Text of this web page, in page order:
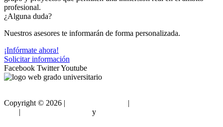
profesional.
¿Alguna duda?
Nuestros asesores te informarán de forma personalizada.
¡Infórmate ahora!
Solicitar información
Facebook TwitterYoutube
Copyright © 2026 | |
| y